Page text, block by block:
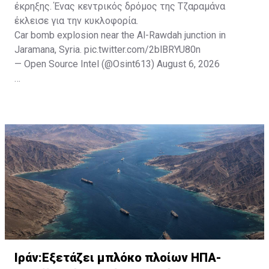
έκρηξης. Ένας κεντρικός δρόμος της Τζαραμάνα
έκλεισε για την κυκλοφορία.
Car bomb explosion near the Al-Rawdah junction in
Jaramana, Syria. pic.twitter.com/2blBRYU80n
— Open Source Intel (@Osint613) August 6, 2026
Ιράν:Εξετάζει μπλόκο πλοίων ΗΠΑ-